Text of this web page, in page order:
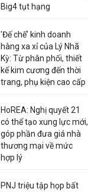
Big4 tụt hạng
'Đế chế’ kinh doanh
hàng xa xỉ của Lý Nhã
Kỳ: Từ phân phối, thiết
kế kim cương đến thời
trang, phụ kiện cao cấp
HoREA: Nghị quyết 21
có thể tạo xung lực mới,
góp phần đưa giá nhà
thương mại về mức
hợp lý
PNJ triệu tập họp bất